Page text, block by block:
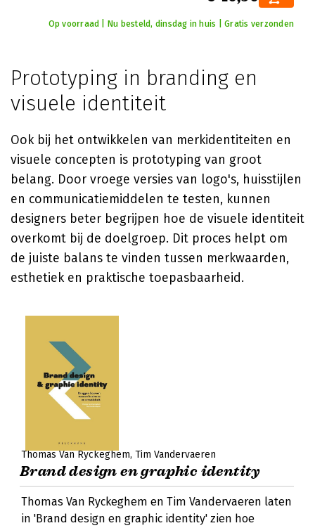
Op voorraad | Nu besteld, dinsdag in huis | Gratis verzonden
Prototyping in branding en
visuele identiteit
Ook bij het ontwikkelen van merkidentiteiten en
visuele concepten is prototyping van groot
belang. Door vroege versies van logo's, huisstijlen
en communicatiemiddelen te testen, kunnen
designers beter begrijpen hoe de visuele identiteit
overkomt bij de doelgroep. Dit proces helpt om
de juiste balans te vinden tussen merkwaarden,
esthetiek en praktische toepasbaarheid.
Thomas Van Ryckeghem Tim Vandervaeren
Brand design en graphic identity
Thomas Van Ryckeghem en Tim Vandervaeren laten
in 'Brand design en graphic identity' zien hoe